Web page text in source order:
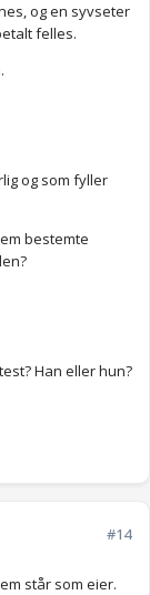
og en syvseter
felles.
og som fyller
bestemte
Han eller hun?
#14
står som eier.